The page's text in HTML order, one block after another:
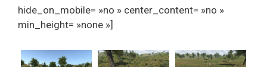
hide_on_mobile= »no » center_content= »no »
min_height= »none »]